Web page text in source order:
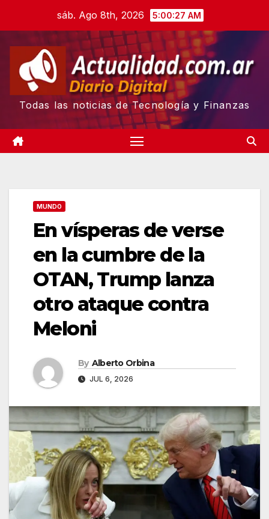
content
sáb. Ago 8th, 2026 5:00:28 AM
Todas las noticias de Tecnología y Finanzas
MUNDO
En vísperas de verse
en la cumbre de la
OTAN, Trump lanza
otro ataque contra
Meloni
By Alberto Orbina
JUL 6, 2026